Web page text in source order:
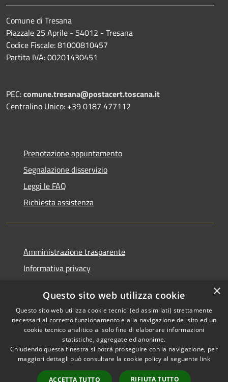
Comune di Tresana
Piazzale 25 Aprile - 54012 - Tresana
Codice Fiscale: 81000810457
Partita IVA: 00201430451
PEC:comune.tresana@postacert.toscana.it
Centralino Unico: +39 0187 477112
Prenotazione appuntamento
Segnalazione disservizio
Leggi le FAQ
Richiesta assistenza
Amministrazione trasparente
Informativa privacy
Dichiarazione di accessibilità
RSS
Accessibilità
Copyright © 2026 • Comune di
Tresana • Powered by
Municipium• Accesso
×
Questo sito web utilizza cookie
Questo sito web utilizza cookie tecnici (ed assimilati) strettamente
necessari al corretto funzionamento e alla navigazione del sito ed un
cookie tecnico analitico al solo fine di elaborare informazioni
statistiche, aggregate ed anonime.
Chiudendo questa finestra si potrà proseguire con la navigazione, per
maggiori dettagli può consultare la cookie policy al seguente link
ACCETTA TUTTO RIFIUTA TUTTO